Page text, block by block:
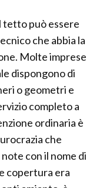
tetto può essere
che abbia la
Molte imprese
dispongono di
o geometri e
completo a
ordinaria è
che
con il nome di
copertura era